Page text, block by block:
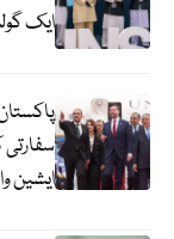
ایک
سفارتی
ایشین